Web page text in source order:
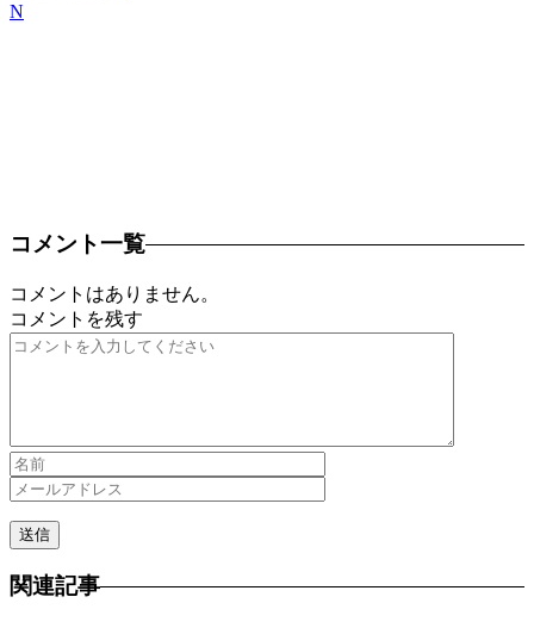
N
コメント一覧
コメントはありません。
コメントを残す
関連記事